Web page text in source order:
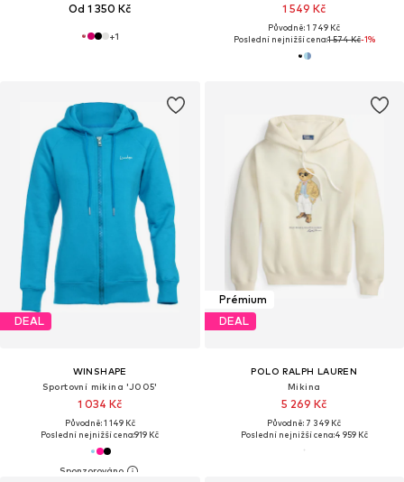
Od 1 350 Kč
+1
1 549 Kč
Původně: 1 749 Kč
Poslední nejnižší cena:1 574 Kč-1%
DEAL
WINSHAPE
Sportovní mikina 'J005'
1 034 Kč
Původně: 1 149 Kč
Poslední nejnižší cena:919 Kč
Prémium
DEAL
POLO RALPH LAUREN
Mikina
5 269 Kč
Původně: 7 349 Kč
Poslední nejnižší cena:4 959 Kč